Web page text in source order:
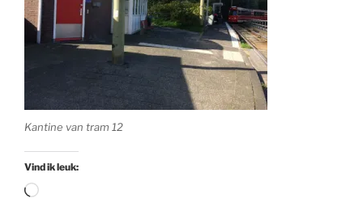
Kantine van tram 12
Vind ik leuk:
Aan